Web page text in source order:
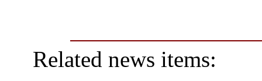
Related news items: